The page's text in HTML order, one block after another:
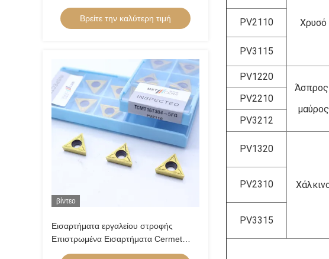
για το Κόψιμο Χάλυβα Καρβονίου,
Χαμηλού Λύξης Χάλυβα, Χαμηλή
Τροφή, Θετική Εισαγωγή,
Βρείτε την καλύτερη τιμή
βίντεο
Εισαρτήματα εργαλείου στροφής
Επιστρωμένα Εισαρτήματα Cermet
TCMT11-5FG TCMT16-5FG
Χρυσό
PV2110
PV3115
PV1220
μαύρος
PV2210
PV3212
PV1320
PV2310
PV3315